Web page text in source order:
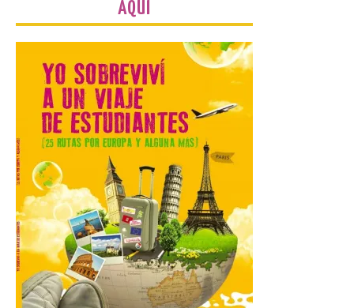
retoma las excavaciones
en La Peña del Castro para
profundizar en la vida
cotidiana de la Edad del
Hierro
6 Ago 2026
La novena campaña
arqueológica centrará sus
trabajos en el estudio de la
organización urbana y la
vida cotidiana del poblado
y contará con la participación de
estudiantes del grado en Historia. La
excavación se complementará con
actividades de divulgación abiertas […]
AQUÍ